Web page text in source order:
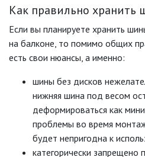
Как правильно хранить
Если вы планируете хранить
на балконе, то помимо общих
есть свои нюансы, а именно:
шины без дисков
нижняя шина под весом
деформироваться как
проблемы во время
будет непригодна к
категорически запрещено